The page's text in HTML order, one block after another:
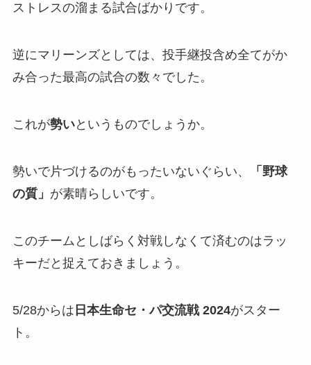
ストレスの溜まる試合ばかりです。
逆にマリーンズとしては、投手継投含め全てがか
み合った最高の試合の数々でした。
これが勢いというものでしょうか。
勢いで片づけるのがもったいないぐらい、
「野球
の質」 が素晴らしいです。
このチームとしばらく対戦しなくて済むのはラッ
キーだと捉えておきましょう。
5/28からは 日本生命セ・パ交流戦 2024がスター
ト。